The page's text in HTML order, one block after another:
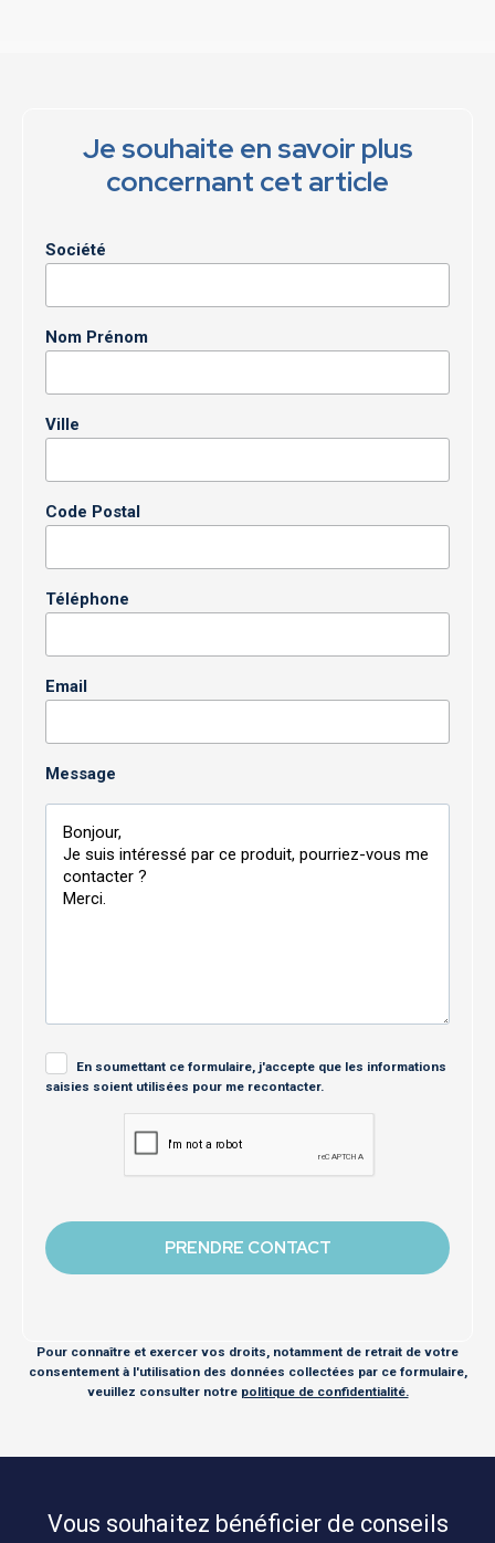
Je souhaite en savoir plus
concernant cet article
Société
Nom Prénom
Ville
Code Postal
Téléphone
Email
Message
En soumettant ce formulaire, j'accepte que les informations
saisies soient utilisées pour me recontacter.
Pour connaître et exercer vos droits, notamment de retrait de votre
consentement à l'utilisation des données collectées par ce formulaire,
veuillez consulter notre politique de confidentialité.
Vous souhaitez bénéficier de conseils